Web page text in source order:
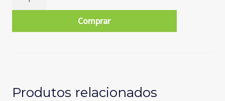
descartavel
Comprar
Produtos relacionados